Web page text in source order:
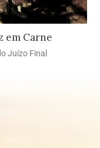
em Carne
Juízo Final